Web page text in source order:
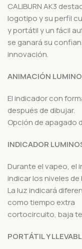
CALIBURN AK3
logotipo y su perfil
y portátil y un fácil
se ganará su
innovación.
ANIMACIÓN
El indicador con
después de dibujar.
Opción de apagado
INDICADOR
Durante el vapeo, el
indicar los niveles de
La luz indicará
como tiempo extra
cortocircuito, baja
PORTÁTIL Y